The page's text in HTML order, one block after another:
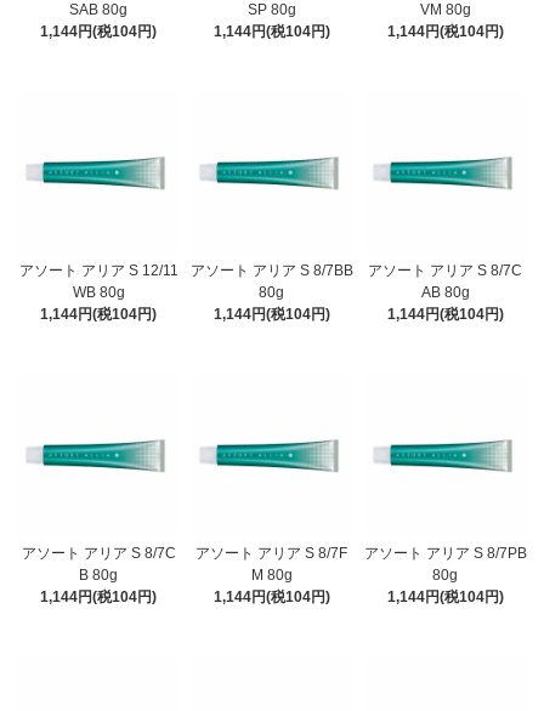
SAB 80g
1,144円(税104円)
SP 80g
1,144円(税104円)
VM 80g
1,144円(税104円)
アソート アリア S 12/11
WB 80g
1,144円(税104円)
アソート アリア S 8/7BB
80g
1,144円(税104円)
アソート アリア S 8/7C
AB 80g
1,144円(税104円)
アソート アリア S 8/7C
B 80g
1,144円(税104円)
アソート アリア S 8/7F
M 80g
1,144円(税104円)
アソート アリア S 8/7PB
80g
1,144円(税104円)